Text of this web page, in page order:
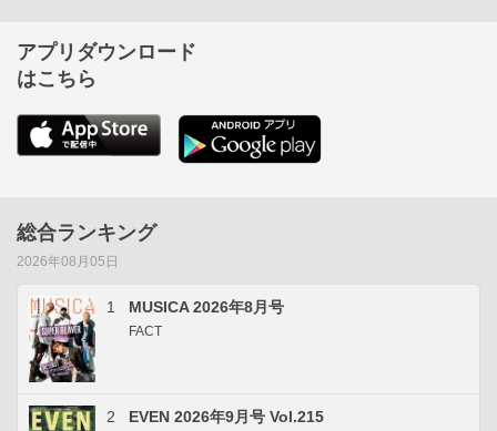
アプリダウンロード
はこちら
総合ランキング
2026年08月05日
1 MUSICA 2026年8月号
FACT
2 EVEN 2026年9月号 Vol.215